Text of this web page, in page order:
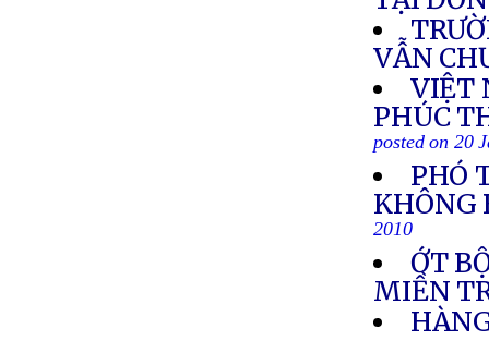
VẪN
VIỆT
PHÚC
posted on 20
PHÓ
KHÔNG
2010
ỚT
MIỀN